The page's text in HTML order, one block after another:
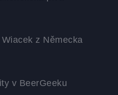
z Německa
v BeerGeeku